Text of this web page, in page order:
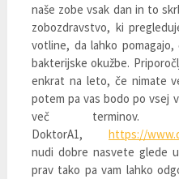
naše zobe vsak dan in to
zobozdravstvo, ki
votline, da lahko
bakterijske okužbe.
enkrat na leto, če nimate
potem pa vas bodo po vsej
več terminov.
DoktorA1,https://
nudi dobre nasvete glede
prav tako pa vam lahko